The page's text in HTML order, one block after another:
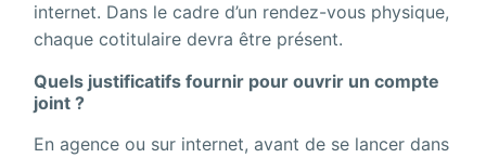
internet. Dans le cadre d’un rendez-vous physique,
chaque cotitulaire devra être présent.
Quels justificatifs fournir pour ouvrir un compte
joint ?
En agence ou sur internet, avant de se lancer dans